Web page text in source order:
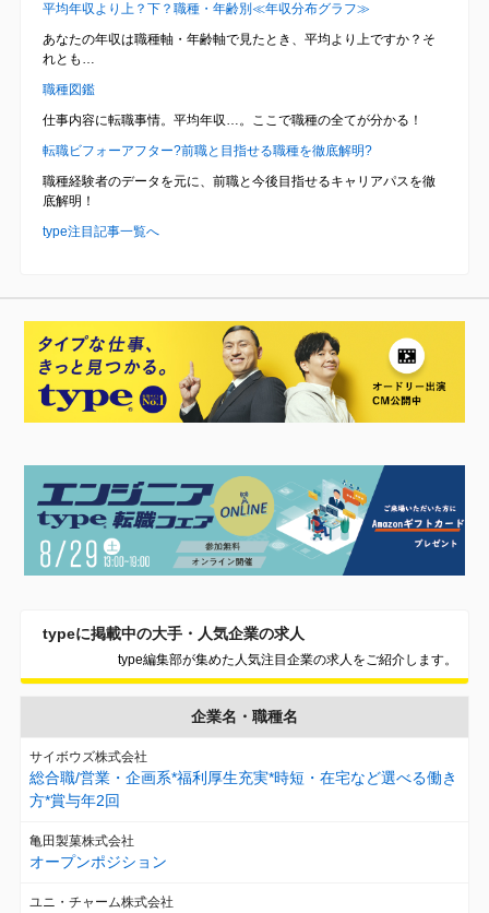
平均年収より上？下？職種・年齢別≪年収分布グラフ≫
あなたの年収は職種軸・年齢軸で見たとき、平均より上ですか？そ
れとも…
職種図鑑
仕事内容に転職事情。平均年収…。ここで職種の全てが分かる！
転職ビフォーアフター?前職と目指せる職種を徹底解明?
職種経験者のデータを元に、前職と今後目指せるキャリアパスを徹
底解明！
type注目記事一覧へ
typeに掲載中の大手・人気企業の求人
type編集部が集めた人気注目企業の求人をご紹介します。
企業名・職種名
サイボウズ株式会社
総合職/営業・企画系*福利厚生充実*時短・在宅など選べる働き
方*賞与年2回
亀田製菓株式会社
オープンポジション
ユニ・チャーム株式会社